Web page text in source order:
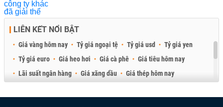
LIÊN KẾT NỔI BẬT
Giá vàng hôm nay Tỷ giá ngoại tệ Tỷ giá usd
Tỷ giá yen
Tỷ giá euro
Giá heo hơi Giá cà phê
Giá tiêu hôm nay
Lãi suất ngân hàng
Giá xăng dầu
Giá thép hôm nay